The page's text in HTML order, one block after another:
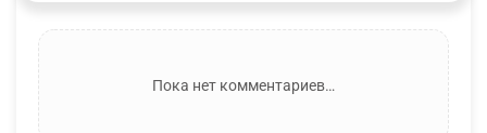
Пока нет комментариев…